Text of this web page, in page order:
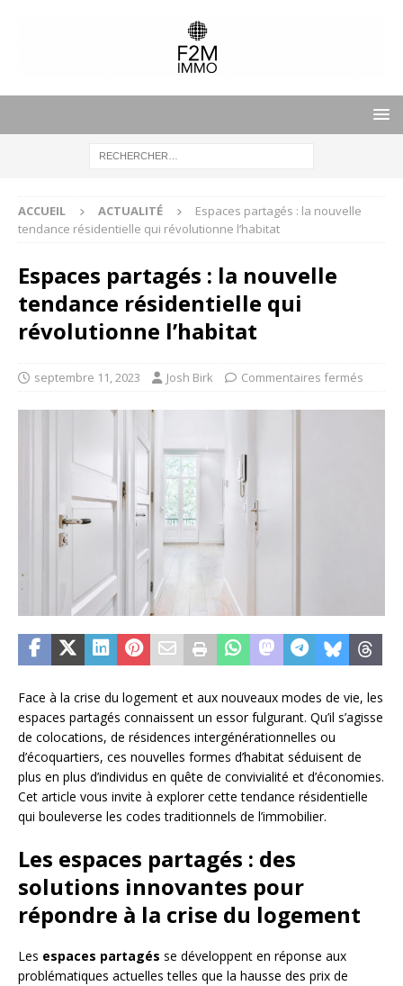
ACCUEIL ACTUALITÉ
Espaces partagés : la nouvelle
tendance résidentielle qui révolutionne l’habitat
Espaces partagés : la nouvelle
tendance résidentielle qui
révolutionne l’habitat
septembre 11, 2023 Josh Birk Commentaires fermés
Face à la crise du logement et aux nouveaux modes de vie, les
espaces partagés connaissent un essor fulgurant. Qu’il s’agisse
de colocations, de résidences intergénérationnelles ou
d’écoquartiers, ces nouvelles formes d’habitat séduisent de
plus en plus d’individus en quête de convivialité et d’économies.
Cet article vous invite à explorer cette tendance résidentielle
qui bouleverse les codes traditionnels de l’immobilier.
Les espaces partagés : des
solutions innovantes pour
répondre à la crise du logement
Les espaces partagés se développent en réponse aux
problématiques actuelles telles que la hausse des prix de